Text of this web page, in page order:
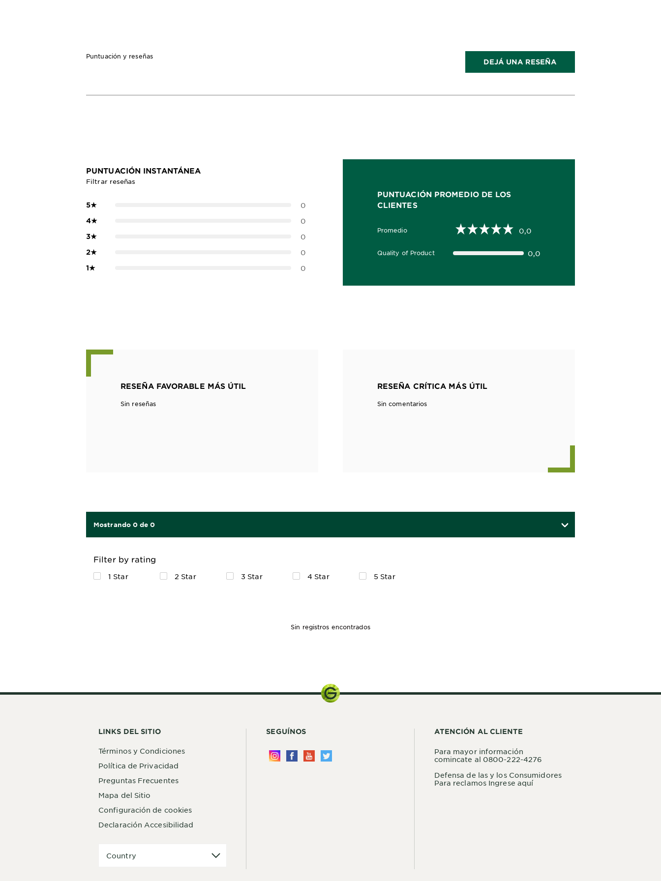
Puntuación y reseñas
DEJÁ UNA RESEÑA
PUNTUACIÓN INSTANTÁNEA
Filtrar reseñas
5★ 0
4★ 0
3★ 0
2★ 0
1★ 0
PUNTUACIÓN PROMEDIO DE LOS
CLIENTES
Promedio
0,0 out of 5 stars 0,0
Quality of Product
0,0 out of 5 stars 0,0
RESEÑA FAVORABLE MÁS ÚTIL
Sin reseñas
RESEÑA CRÍTICA MÁS ÚTIL
Sin comentarios
Mostrando 0 de 0
Filter by rating
1 Star 2 Star 3 Star 4 Star 5 Star
Sin registros encontrados
LINKS DEL SITIO
Términos y Condiciones
Política de Privacidad
Preguntas Frecuentes
Mapa del Sitio
Configuración de cookies
Declaración Accesibilidad
Country
SEGUÍNOS ATENCIÓN AL CLIENTE
Para mayor información
comincate al 0800-222-4276
Defensa de las y los Consumidores
Para reclamos Ingrese aquí